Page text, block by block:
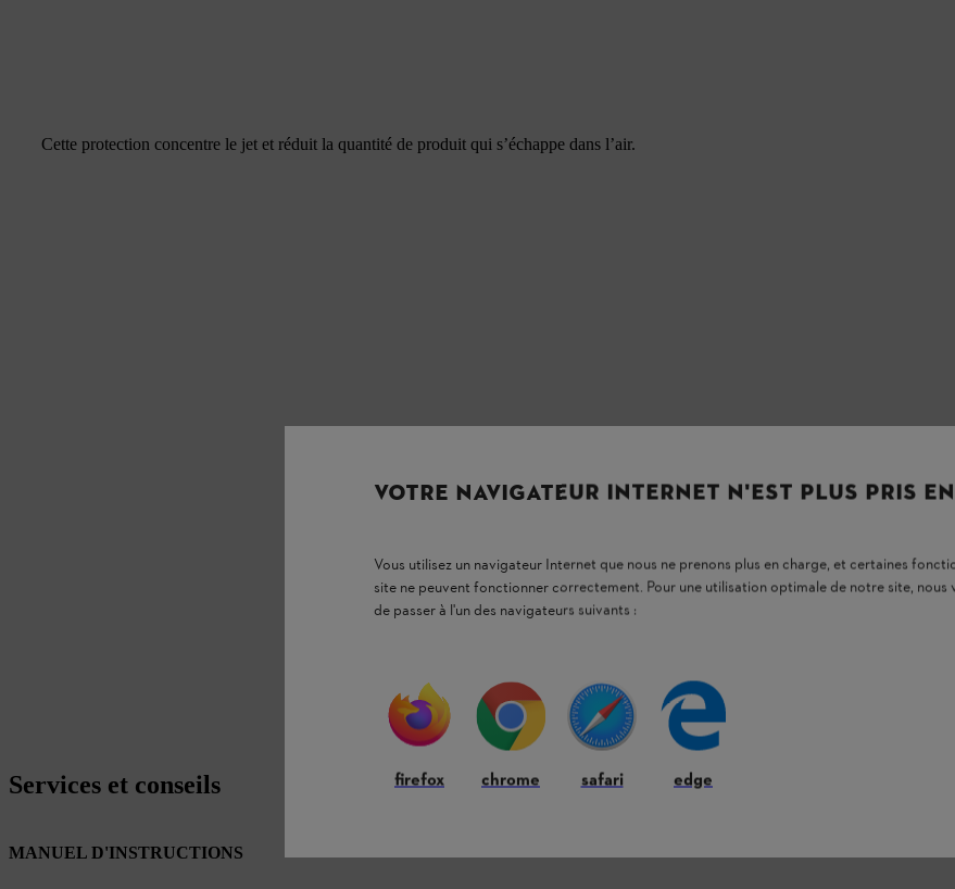
Cette protection concentre le jet et réduit la quantité de produit qui s’échappe dans l’air.
Services et conseils
MANUEL D'INSTRUCTIONS
VOTRE NAVIGATEUR INTERNET N'EST PLUS PRIS
Vous utilisez un navigateur Internet que nous ne prenons plus en charge, et certaines
site ne peuvent fonctionner correctement. Pour une utilisation optimale de notre site, nous
de passer à l'un des navigateurs suivants :
firefox chrome safari edge